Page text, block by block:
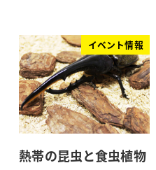
イベント情報
熱帯の昆虫と食虫植物